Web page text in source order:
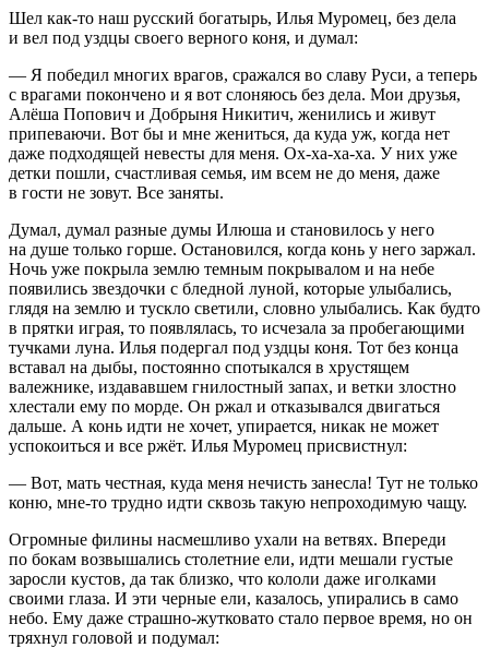
Шел как-то наш русский богатырь, Илья Муромец, без дела
и вел под уздцы своего верного коня, и думал:
— Я победил многих врагов, сражался во славу Руси, а теперь
с врагами покончено и я вот слоняюсь без дела. Мои друзья,
Алёша Попович и Добрыня Никитич, женились и живут
припеваючи. Вот бы и мне жениться, да куда уж, когда нет
даже подходящей невесты для меня. Ох-ха-ха-ха. У них уже
детки пошли, счастливая семья, им всем не до меня, даже
в гости не зовут. Все заняты.
Думал, думал разные думы Илюша и становилось у него
на душе только горше. Остановился, когда конь у него заржал.
Ночь уже покрыла землю темным покрывалом и на небе
появились звездочки с бледной луной, которые улыбались,
глядя на землю и тускло светили, словно улыбались. Как будто
в прятки играя, то появлялась, то исчезала за пробегающими
тучками луна. Илья подергал под уздцы коня. Тот без конца
вставал на дыбы, постоянно спотыкался в хрустящем
валежнике, издававшем гнилостный запах, и ветки злостно
хлестали ему по морде. Он ржал и отказывался двигаться
дальше. А конь идти не хочет, упирается, никак не может
успокоиться и все ржёт. Илья Муромец присвистнул:
— Вот, мать честная, куда меня нечисть занесла! Тут не только
коню, мне-то трудно идти сквозь такую непроходимую чащу.
Огромные филины насмешливо ухали на ветвях. Впереди
по бокам возвышались столетние ели, идти мешали густые
заросли кустов, да так близко, что кололи даже иголками
своими глаза. И эти черные ели, казалось, упирались в само
небо. Ему даже страшно-жутковато стало первое время, но он
тряхнул головой и подумал: